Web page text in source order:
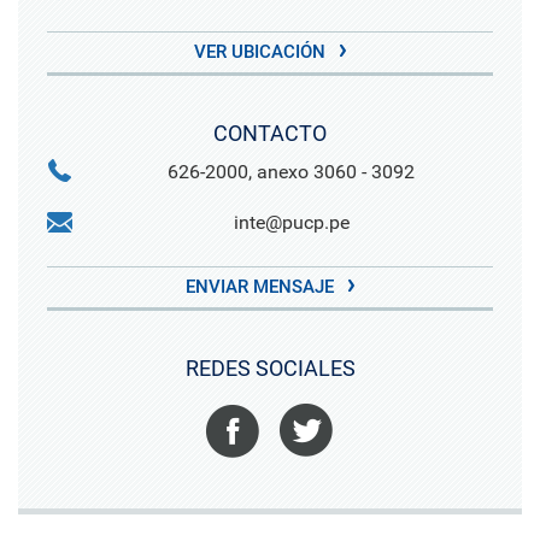
VER UBICACIÓN
CONTACTO
626-2000, anexo 3060 - 3092
inte@pucp.pe
ENVIAR MENSAJE
REDES SOCIALES
Facebook